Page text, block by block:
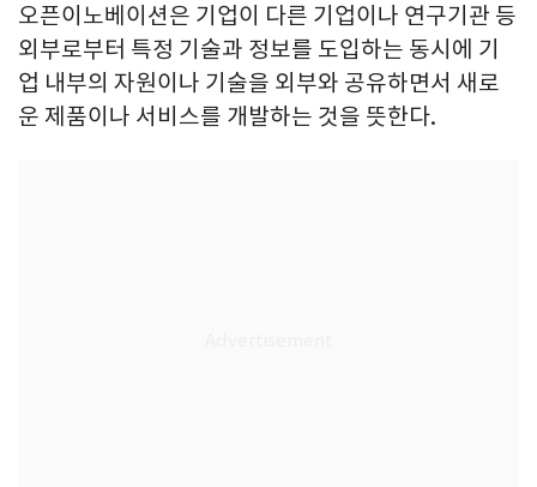
오픈이노베이션은 기업이 다른 기업이나 연구기관 등
외부로부터 특정 기술과 정보를 도입하는 동시에 기
업 내부의 자원이나 기술을 외부와 공유하면서 새로
운 제품이나 서비스를 개발하는 것을 뜻한다.